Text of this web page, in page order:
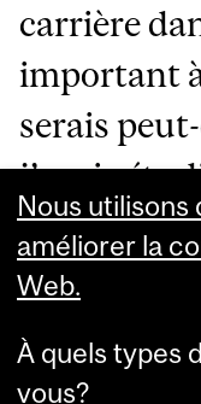
carrière
important à
serais
j’avais
sens
Toronto,
des
Nous utilisons
améliorer la
Web.
À quels types
vous?